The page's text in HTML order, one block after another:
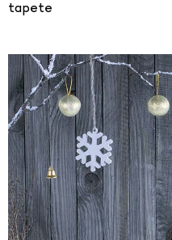
tapete